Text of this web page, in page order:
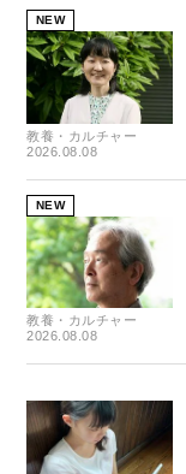
NEW
教養・カルチャー
2026.08.08
NEW
教養・カルチャー
2026.08.08